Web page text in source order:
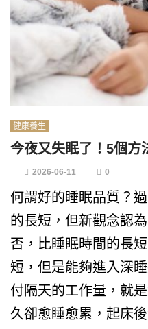
健康養生
今夜又失眠了！5個方
2026-06-11 0
何謂好的睡眠品質？
的長短，但新觀念認
否，比睡眠時間的長
短，但是能夠進入深
付隔天的工作量，就
久卻愈睡愈累，起床